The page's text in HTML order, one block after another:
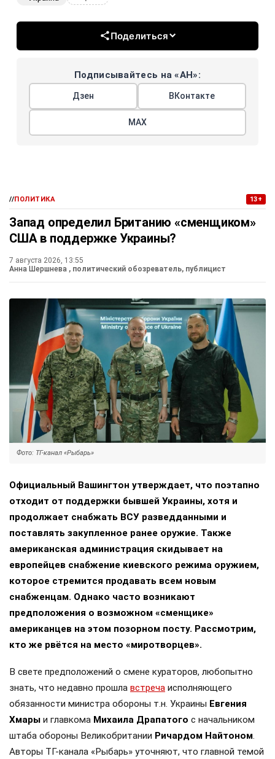
Поделиться
Подписывайтесь на «АН»:
Дзен ВКонтакте
МАХ
//ПОЛИТИКА 13+
Запад определил Британию «сменщиком»
США в поддержке Украины?
7 августа 2026, 13:55
Анна Шершнева , политический обозреватель, публицист
Фото: ТГ-канал «Рыбарь»
Официальный Вашингтон утверждает, что поэтапно
отходит от поддержки бывшей Украины, хотя и
продолжает снабжать ВСУ разведданными и
поставлять закупленное ранее оружие. Также
американская администрация скидывает на
европейцев снабжение киевского режима оружием,
которое стремится продавать всем новым
снабженцам. Однако часто возникают
предположения о возможном «сменщике»
американцев на этом позорном посту. Рассмотрим,
кто же рвётся на место «миротворцев».
В свете предположений о смене кураторов, любопытно
знать, что недавно прошла встреча исполняющего
обязанности министра обороны т.н. Украины Евгения
Хмары и главкома Михаила Драпатого с начальником
штаба обороны Великобритании Ричардом Найтоном.
Авторы ТГ-канала «Рыбарь» уточняют, что главной темой